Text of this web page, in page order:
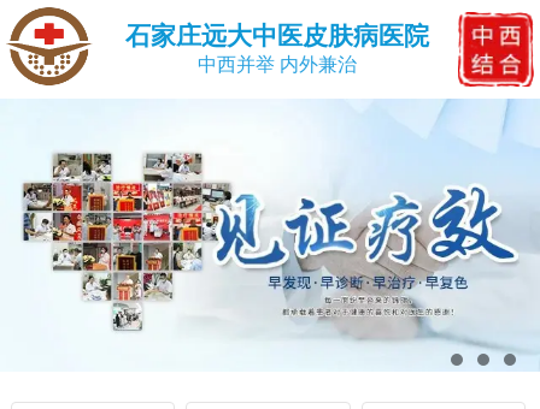
石家庄远大中医皮肤病医院
中西并举 内外兼治